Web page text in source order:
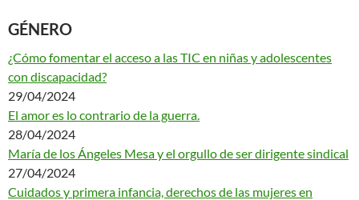
GÉNERO
¿Cómo fomentar el acceso a las TIC en niñas y adolescentes
con discapacidad?
29/04/2024
El amor es lo contrario de la guerra.
28/04/2024
María de los Ángeles Mesa y el orgullo de ser dirigente sindical
27/04/2024
Cuidados y primera infancia, derechos de las mujeres en